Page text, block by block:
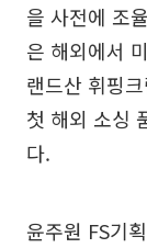
을 사전에 조
은 해외에서
랜드산 휘핑
첫 해외 소싱
다.
윤주원 FS기